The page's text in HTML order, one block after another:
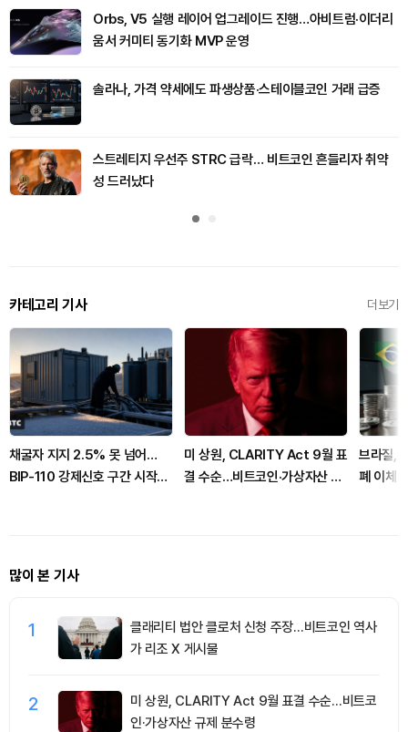
Orbs, V5 실행 레이어 업그레이드 진행…아비트럼·이더리
움서 커미티 동기화 MVP 운영
솔라나, 가격 약세에도 파생상품·스테이블코인 거래 급증
스트레티지 우선주 STRC 급락… 비트코인 흔들리자 취약
성 드러났다
카테고리 기사 더보기
채굴자 지지 2.5% 못 넘어…
BIP-110 강제신호 구간 시작됐
미 상원, CLARITY Act 9월 표
결 수순…비트코인·가상자산 규
브라질,
폐 이체
많이 본 기사
1
클래리티 법안 클로처 신청 주장…비트코인 역사
가 리조 X 게시물
2
미 상원, CLARITY Act 9월 표결 수순…비트코
인·가상자산 규제 분수령